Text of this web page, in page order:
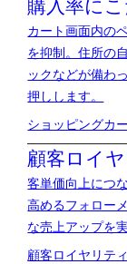
購入率に
カート画面内の
を抑制。住所の
ックなどが備わ
押しします。
ショッピングカ
顧客ロイ
客単価向上につ
高めるフォロー
な売上アップを
顧客ロイヤリテ